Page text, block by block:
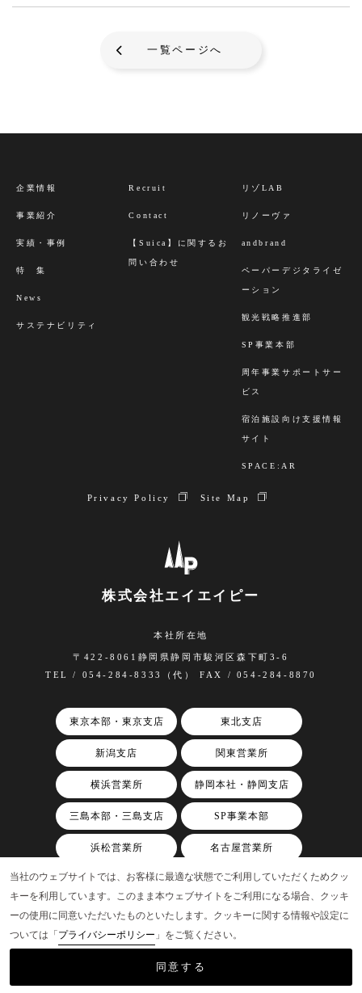
一覧ページへ
株式会社エイエイピー
本社所在地
〒422-8061静岡県静岡市駿河区森下町3-6
TEL / 054-284-8333（代） FAX / 054-284-8870
東京本部・東京支店 東北支店
新潟支店 関東営業所
横浜営業所 静岡本社・静岡支店
三島本部・三島支店 SP事業本部
浜松営業所 名古屋営業所
関西支店
企業情報
事業紹介
実績・事例
特 集
News
サステナビリティ
Recruit
Contact
【Suica】に関するお
問い合わせ
リゾLAB
リノーヴァ
andbrand
ペーパーデジタライゼ
ーション
観光戦略推進部
SP事業本部
周年事業サポートサー
ビス
宿泊施設向け支援情報
サイト
SPACE:AR
Privacy Policy Site Map
©AAP, Inc.
当社のウェブサイトでは、お客様に最適な状態でご利用していただくためクッ
キーを利用しています。このまま本ウェブサイトをご利用になる場合、クッキ
ーの使用に同意いただいたものといたします。クッキーに関する情報や設定に
ついては「 プライバシーポリシー 」をご覧ください。
同意する